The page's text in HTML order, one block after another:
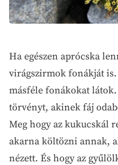
Ha egészen aprócska
virágszirmok fonákját is.
másféle fonákokat
törvényt, akinek fáj
Meg hogy az kukucskál
akarna költözni annak,
nézett. És hogy az